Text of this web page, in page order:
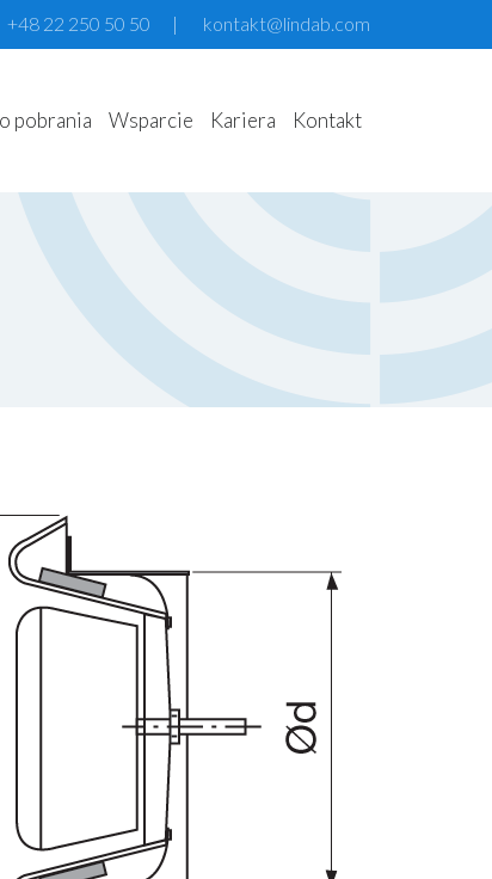
+48 22 250 50 50 | kontakt@lindab.com
pobrania Wsparcie Kariera Kontakt